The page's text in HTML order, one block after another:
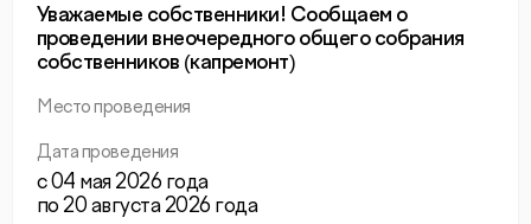
Уважаемые собственники! Сообщаем о
проведении внеочередного общего собрания
собственников (капремонт)
Место проведения
Дата проведения
с 04 мая 2026 года
по 20 августа 2026 года